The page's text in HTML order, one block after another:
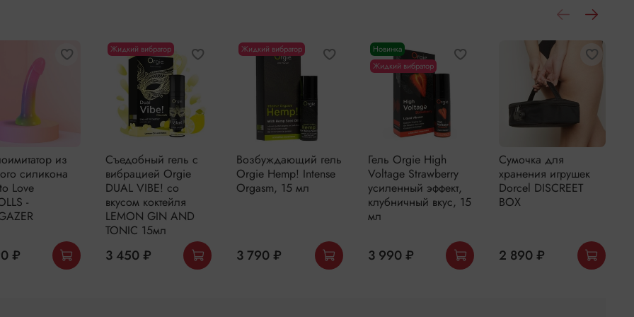
Уход и хранение
Перед использованием игрушку необходимо обработать
специальным
чистящим средствомдля игрушек и промыть в теплой воде.. После
использования промыть и снова обработать средством, чтобы сохранить
игрушку на долгое время.
Хранить в мешочке из натуральных тканей или всумочке для хранения
интимных игрушек с кодовым замком.
из
силикона
Love
-
₽
Жидкий вибратор
Съедобный гель с
вибрацией Orgie
DUAL VIBE! со
вкусом коктейля
LEMON GIN AND
TONIC 15мл
3 450 ₽
Жидкий вибратор
Возбуждающий гель
Orgie Hemp! Intense
Orgasm, 15 мл
3 790 ₽
Новинка
Жидкий вибратор
Гель Orgie High
Voltage Strawberry
усиленный эффект,
клубничный вкус, 15
мл
3 990 ₽
Сумочка для
хранения игрушек
Dorcel DISCREET
BOX
2 890 ₽